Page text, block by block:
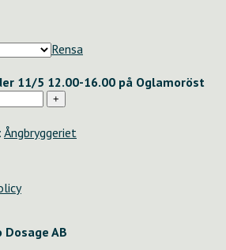
Rensa
11/5 12.00-16.00 på Oglamoröst
Ångbryggeriet
Dosage AB